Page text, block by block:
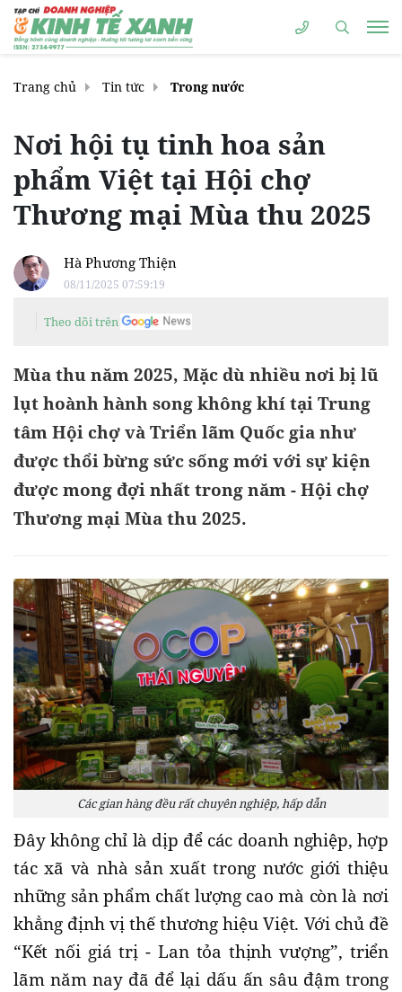
Trang chủ Tin tức Trong nước
Nơi hội tụ tinh hoa sản
phẩm Việt tại Hội chợ
Thương mại Mùa thu 2025
Hà Phương Thiện
08/11/2025 07:59:19
Theo dõi trên
Mùa thu năm 2025, Mặc dù nhiều nơi bị lũ
lụt hoành hành song không khí tại Trung
tâm Hội chợ và Triển lãm Quốc gia như
được thổi bừng sức sống mới với sự kiện
được mong đợi nhất trong năm - Hội chợ
Thương mại Mùa thu 2025.
Các gian hàng đều rất chuyên nghiệp, hấp dẫn
Đây không chỉ là dịp để các doanh nghiệp, hợp
tác xã và nhà sản xuất trong nước giới thiệu
những sản phẩm chất lượng cao mà còn là nơi
khẳng định vị thế thương hiệu Việt. Với chủ đề
“Kết nối giá trị - Lan tỏa thịnh vượng”, triển
lãm năm nay đã để lại dấu ấn sâu đậm trong